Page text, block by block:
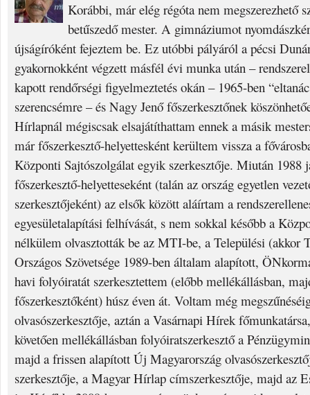
Korábbi, már elég régóta nem megszerezhető
betűszedő mester. A gimnáziumot
újságíróként fejeztem be. Ez utóbbi pályáról a pécsi
gyakornokként végzett másfél évi munka után –
kapott rendőrségi figyelmeztetés okán – 1965-ben
szerencsémre – és Nagy Jenő főszerkesztőnek
Hírlapnál mégiscsak elsajátíthattam ennek a másik
már főszerkesztő-helyettesként kerültem vissza a
Központi Sajtószolgálat egyik szerkesztője. Miután 1988
főszerkesztő-helyetteseként (talán az ország egyetlen
szerkesztőjeként) az elsők között aláírtam a
egyesületalapítási felhívását, s nem sokkal később a
nélkülem olvasztották be az MTI-be, a Települési (akkor
Országos Szövetsége 1989-ben általam alapított,
havi folyóiratát szerkesztettem (előbb mellékállásban,
főszerkesztőként) húsz éven át. Voltam még
olvasószerkesztője, aztán a Vasárnapi Hírek
követően mellékállásban folyóiratszerkesztő a
majd a frissen alapított Új Magyarország
szerkesztője, a Magyar Hírlap címszerkesztője, majd az